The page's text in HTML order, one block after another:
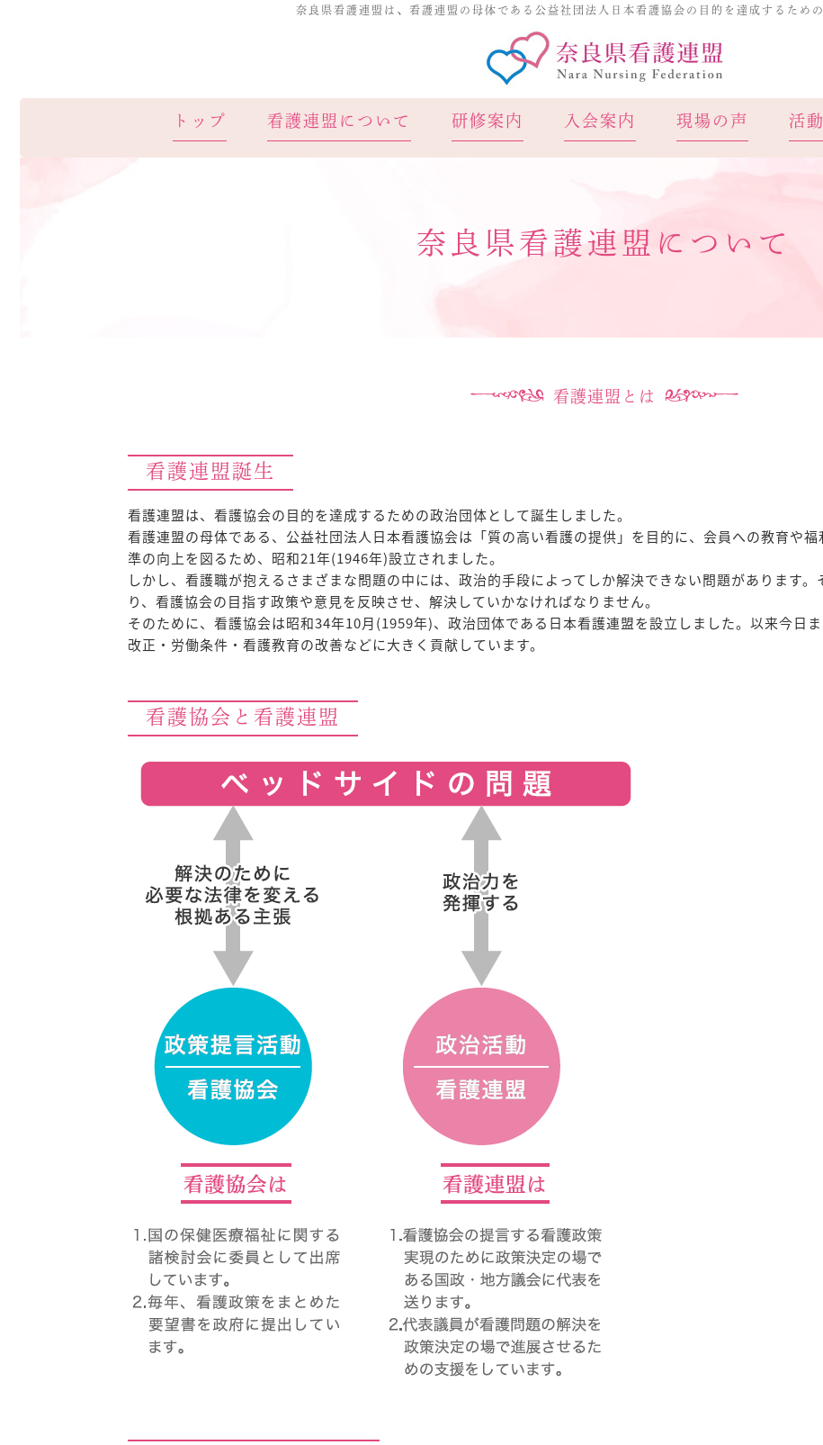
奈良県看護連盟は、看護連盟の母体である公益社団法人日本看護協会の目的を達成するため
トップ 看護連盟について 研修案内 入会案内 現場の声 活
奈良県看護連盟について
看護連盟とは
看護連盟誕生
看護連盟は、看護協会の目的を達成するための政治団体として誕生しました。
看護連盟の母体である、公益社団法人日本看護協会は「質の高い看護の提供」を目的に、会員への教育や
準の向上を図るため、昭和21年(1946年)設立されました。
しかし、看護職が抱えるさまざまな問題の中には、政治的手段によってしか解決できない問題があります
り、看護協会の目指す政策や意見を反映させ、解決していかなければなりません。
そのために、看護協会は昭和34年10月(1959年)、政治団体である日本看護連盟を設立しました。以来今日
改正・労働条件・看護教育の改善などに大きく貢献しています。
看護協会と看護連盟